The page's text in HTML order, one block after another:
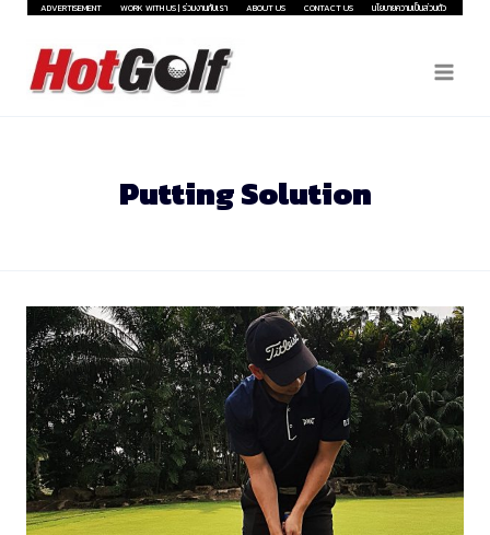
Skip
content
ADVERTISEMENT WORK WITH US | ร่วมงานกับเรา ABOUT US CONTACT US นโยบายความเป็นส่วนตัว
Putting Solution